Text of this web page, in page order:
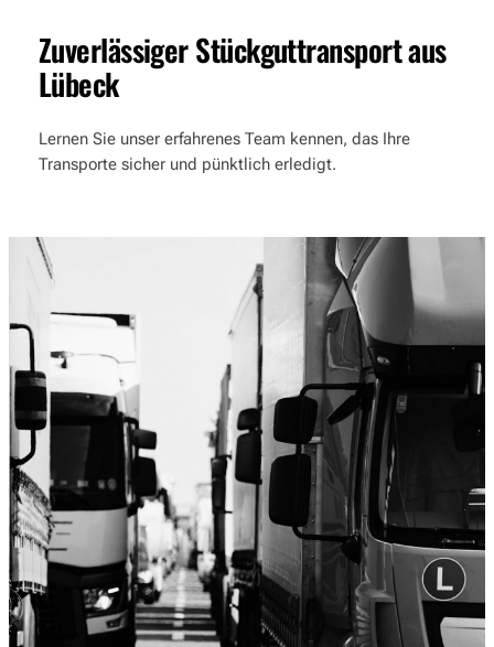
Zuverlässiger Stückguttransport aus
Lübeck
Lernen Sie unser erfahrenes Team kennen, das Ihre
Transporte sicher und pünktlich erledigt.